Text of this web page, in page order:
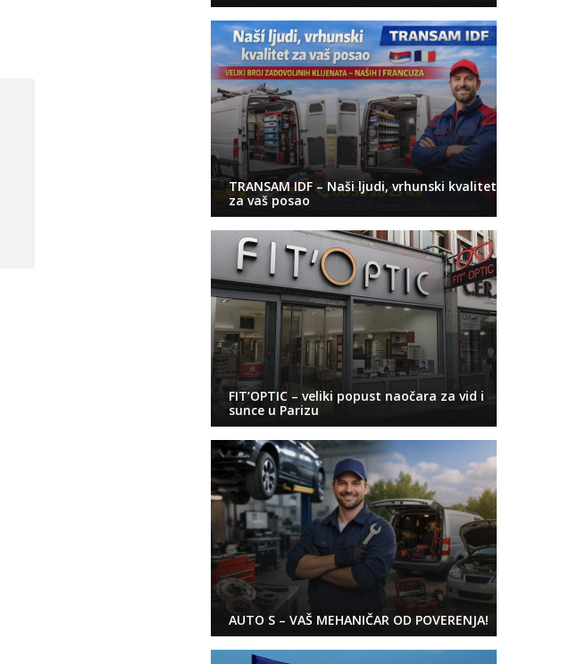
TRANSAM IDF – Naši ljudi, vrhunski kvalitet
za vaš posao
FIT’OPTIC – veliki popust naočara za vid i
sunce u Parizu
AUTO S – VAŠ MEHANIČAR OD POVERENJA!